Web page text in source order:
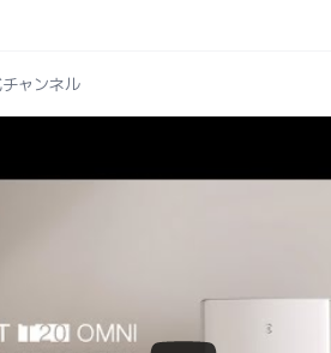
ャンネル